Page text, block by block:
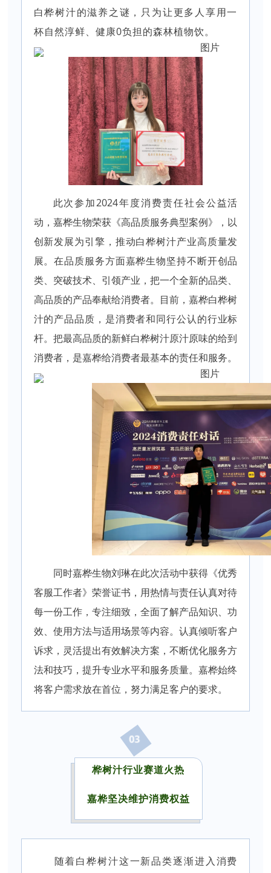
白桦树汁的滋养之谜，只为让更多人享用一
杯自然淳鲜、健康0负担的森林植物饮。
此次参加2024年度消费责任社会公益活
动，嘉桦生物荣获《高品质服务典型案例》，以
创新发展为引擎，推动白桦树汁产业高质量发
展。在品质服务方面嘉桦生物坚持不断开创品
类、突破技术、引领产业，把一个全新的品类、
高品质的产品奉献给消费者。目前，嘉桦白桦树
汁的产品品质，是消费者和同行公认的行业标
杆。把最高品质的新鲜白桦树汁原汁原味的给到
消费者，是嘉桦给消费者最基本的责任和服务。
同时嘉桦生物刘琳在此次活动中获得《优秀
客服工作者》荣誉证书，用热情与责任认真对待
每一份工作，专注细致，全面了解产品知识、功
效、使用方法与适用场景等内容。认真倾听客户
诉求，灵活提出有效解决方案，不断优化服务方
法和技巧，提升专业水平和服务质量。嘉桦始终
将客户需求放在首位，努力满足客户的要求。
03
桦树汁行业赛道火热
嘉桦坚决维护消费权益
随着白桦树汁这一新品类逐渐进入消费